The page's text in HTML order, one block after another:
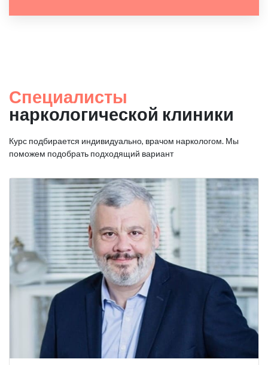
Специалисты
наркологической клиники
Курс подбирается индивидуально, врачом наркологом. Мы
поможем подобрать подходящий вариант